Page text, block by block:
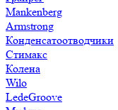
Mankenberg
Armstrong
Конденсатоотводчики
Стимакс
Колена
Wilo
LedeGroove